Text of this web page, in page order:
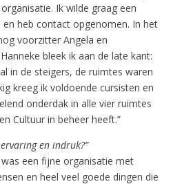
Ik wilde graag een
en heb contact opgenomen. In het
voorzitter Angela en
bleek ik aan de late kant:
in de steigers, de ruimtes waren
kreeg ik voldoende cursisten en
onderdak in alle vier ruimtes
Cultuur in beheer heeft.”
en indruk?”
een fijne organisatie met
en heel veel goede dingen die